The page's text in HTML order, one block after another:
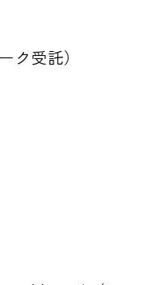
受託）